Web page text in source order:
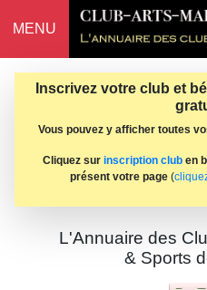
MENU
Inscrivez votre club et
Vous pouvez y afficher toutes
Cliquez sur inscription club en
présent votre page (
L'Annuaire des
& Sports